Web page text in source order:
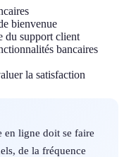
bienvenue
du support client
bancaires
la satisfaction
en ligne doit se faire
de la fréquence